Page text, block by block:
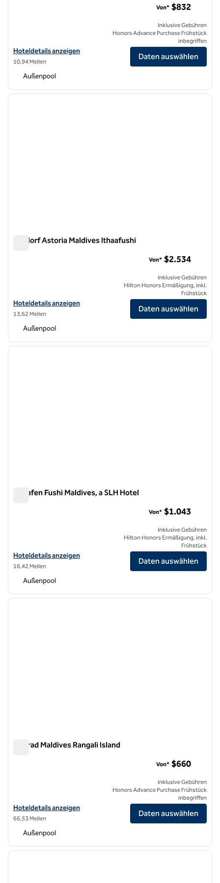
Hoteldetails für das Hilton Maldives Amingiri Resort & Spa anzeigen
Hoteldetails anzeigen
10,94 Meilen
Von* $832
Inklusive Gebühren
Honors Advance Purchase Frühstück
inbegriffen
Daten auswählen
Außenpool
1 von 13
Waldorf Astoria Maldives Ithaafushi
Hoteldetails für Waldorf Astoria Maldives Ithaafushi anzeigen
Hoteldetails anzeigen
13,62 Meilen
Von* $2.534
Inklusive Gebühren
Hilton Honors Ermäßigung, inkl.
Frühstück
Daten auswählen
Außenpool
1 von 13
Huvafen Fushi Maldives, a SLH Hotel
Hoteldetails für Huvafen Fushi Maldives, a SLH Hotel anzeigen
Hoteldetails anzeigen
16,42 Meilen
Von* $1.043
Inklusive Gebühren
Hilton Honors Ermäßigung, inkl.
Frühstück
Daten auswählen
Außenpool
1 von 12
Conrad Maldives Rangali Island
Hoteldetails für Conrad Maldives Rangali Island anzeigen
Hoteldetails anzeigen
66,53 Meilen
Von* $660
Inklusive Gebühren
Honors Advance Purchase Frühstück
inbegriffen
Daten auswählen
Außenpool
1 von 12